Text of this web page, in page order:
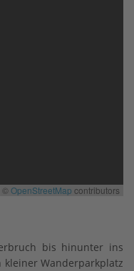
©OpenStreetMap contributors
bis hinunter ins
Wanderparkplatz